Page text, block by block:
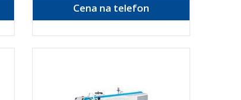
Cena na telefon